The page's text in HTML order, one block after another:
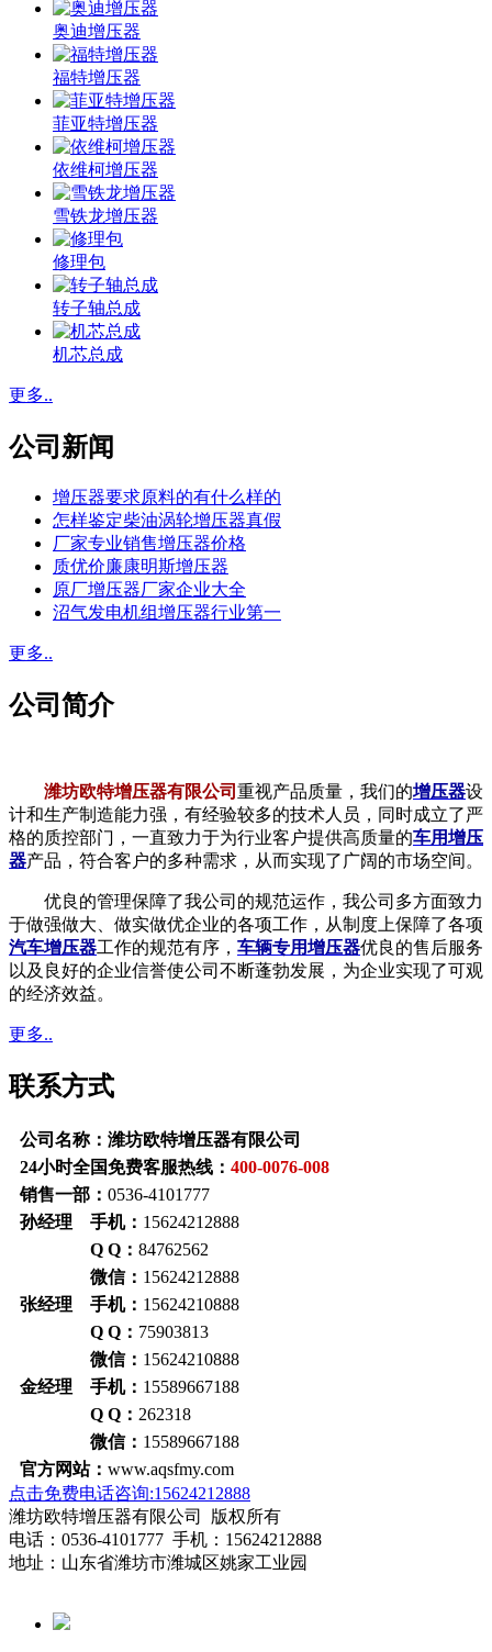
奥迪增压器
福特增压器
菲亚特增压器
依维柯增压器
雪铁龙增压器
修理包
转子轴总成
机芯总成
更多..
公司新闻
增压器要求原料的有什么样的
怎样鉴定柴油涡轮增压器真假
厂家专业销售增压器价格
质优价廉康明斯增压器
原厂增压器厂家企业大全
沼气发电机组增压器行业第一
更多..
公司简介
潍坊欧特增压器有限公司 重视产品质量，我们的增压器设
计和生产制造能力强，有经验较多的技术人员，同时成立了严
格的质控部门，一直致力于为行业客户提供高质量的车用增压
器产品，符合客户的多种需求，从而实现了广阔的市场空间。
优良的管理保障了我公司的规范运作，我公司多方面致力
于做强做大、做实做优企业的各项工作，从制度上保障了各项
汽车增压器工作的规范有序， 车辆专用增压器优良的售后服务
以及良好的企业信誉使公司不断蓬勃发展，为企业实现了可观
的经济效益。
更多..
联系方式
公司名称：潍坊欧特增压器有限公司
24小时全国免费客服热线： 400-0076-008
销售一部： 0536-4101777
孙经理 手机： 15624212888
Q Q： 84762562
微信： 15624212888
张经理 手机： 15624210888
Q Q： 75903813
微信： 15624210888
金经理 手机： 15589667188
Q Q： 262318
微信： 15589667188
官方网站： www.aqsfmy.com
点击免费电话咨询:15624212888
潍坊欧特增压器有限公司 版权所有
电话：0536-4101777 手机：15624212888
地址：山东省潍坊市潍城区姚家工业园